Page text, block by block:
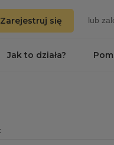
Zarejestruj się lub
Jak to działa?